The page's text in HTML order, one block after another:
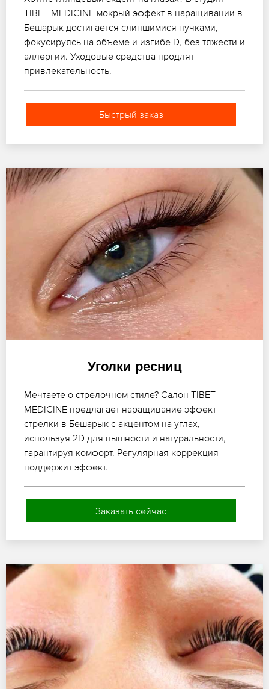
TIBET-MEDICINE мокрый эффект в наращивании в
Бешарык достигается слипшимися пучками,
фокусируясь на объеме и изгибе D, без тяжести и
аллергии. Уходовые средства продлят
привлекательность.
Быстрый заказ
Уголки ресниц
Мечтаете о стрелочном стиле? Салон TIBET-
MEDICINE предлагает наращивание эффект
стрелки в Бешарык с акцентом на углах,
используя 2D для пышности и натуральности,
гарантируя комфорт. Регулярная коррекция
поддержит эффект.
Заказать сейчас